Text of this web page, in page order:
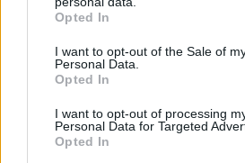
grant or deny consent to Google and
use your data for below specified
consent section.
Opted In
I want to opt-out of the Sale of
Personal Data.
Opted In
I want to opt-out of processing
Personal Data for Targeted
Opted In
5 προορισμοί για solo travellers
καλοκαιριού
Ο επιθετικός της εθνικής
κατηγορείται για σοβαρό
πριν 13 λεπτά